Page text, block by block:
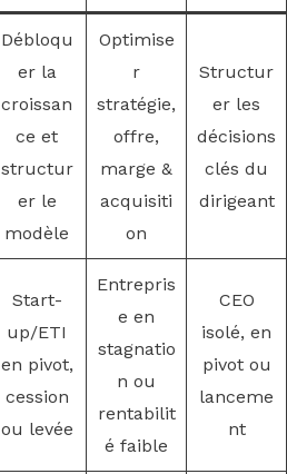
Débloqu
er la
croissan
ce et
structur
er le
modèle
Optimise
r
stratégie,
offre,
marge &
acquisiti
on
Structur
er les
décisions
clés du
dirigeant
Start-
up/ETI
en pivot,
cession
ou levée
Entrepris
e en
stagnatio
n ou
rentabilit
é faible
CEO
isolé, en
pivot ou
lanceme
nt